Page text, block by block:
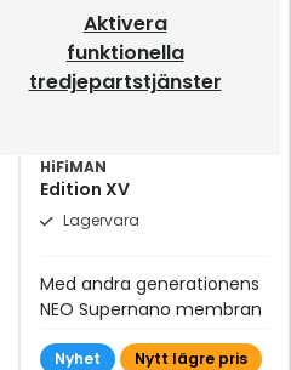
Aktivera
funktionella
tredjepartstjänster
HiFiMAN
Edition XV
Lagervara
Med andra generationens
NEO Supernano membran
Nyhet Nytt lägre pris